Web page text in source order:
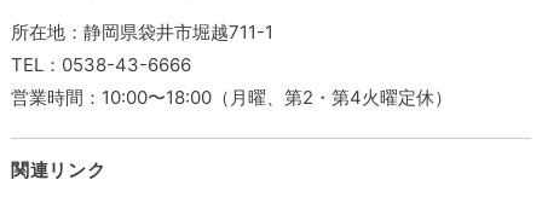
所在地：静岡県袋井市堀越711-1
TEL：0538-43-6666
営業時間：10:00〜18:00（月曜、第2・第4火曜定休）
関連リンク